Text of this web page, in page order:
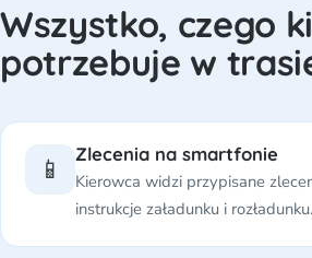
Wszystko, czego
potrzebuje w
📱 Zlecenia na smartfonie
Kierowca widzi przypisane
instrukcje załadunku i rozładunku.